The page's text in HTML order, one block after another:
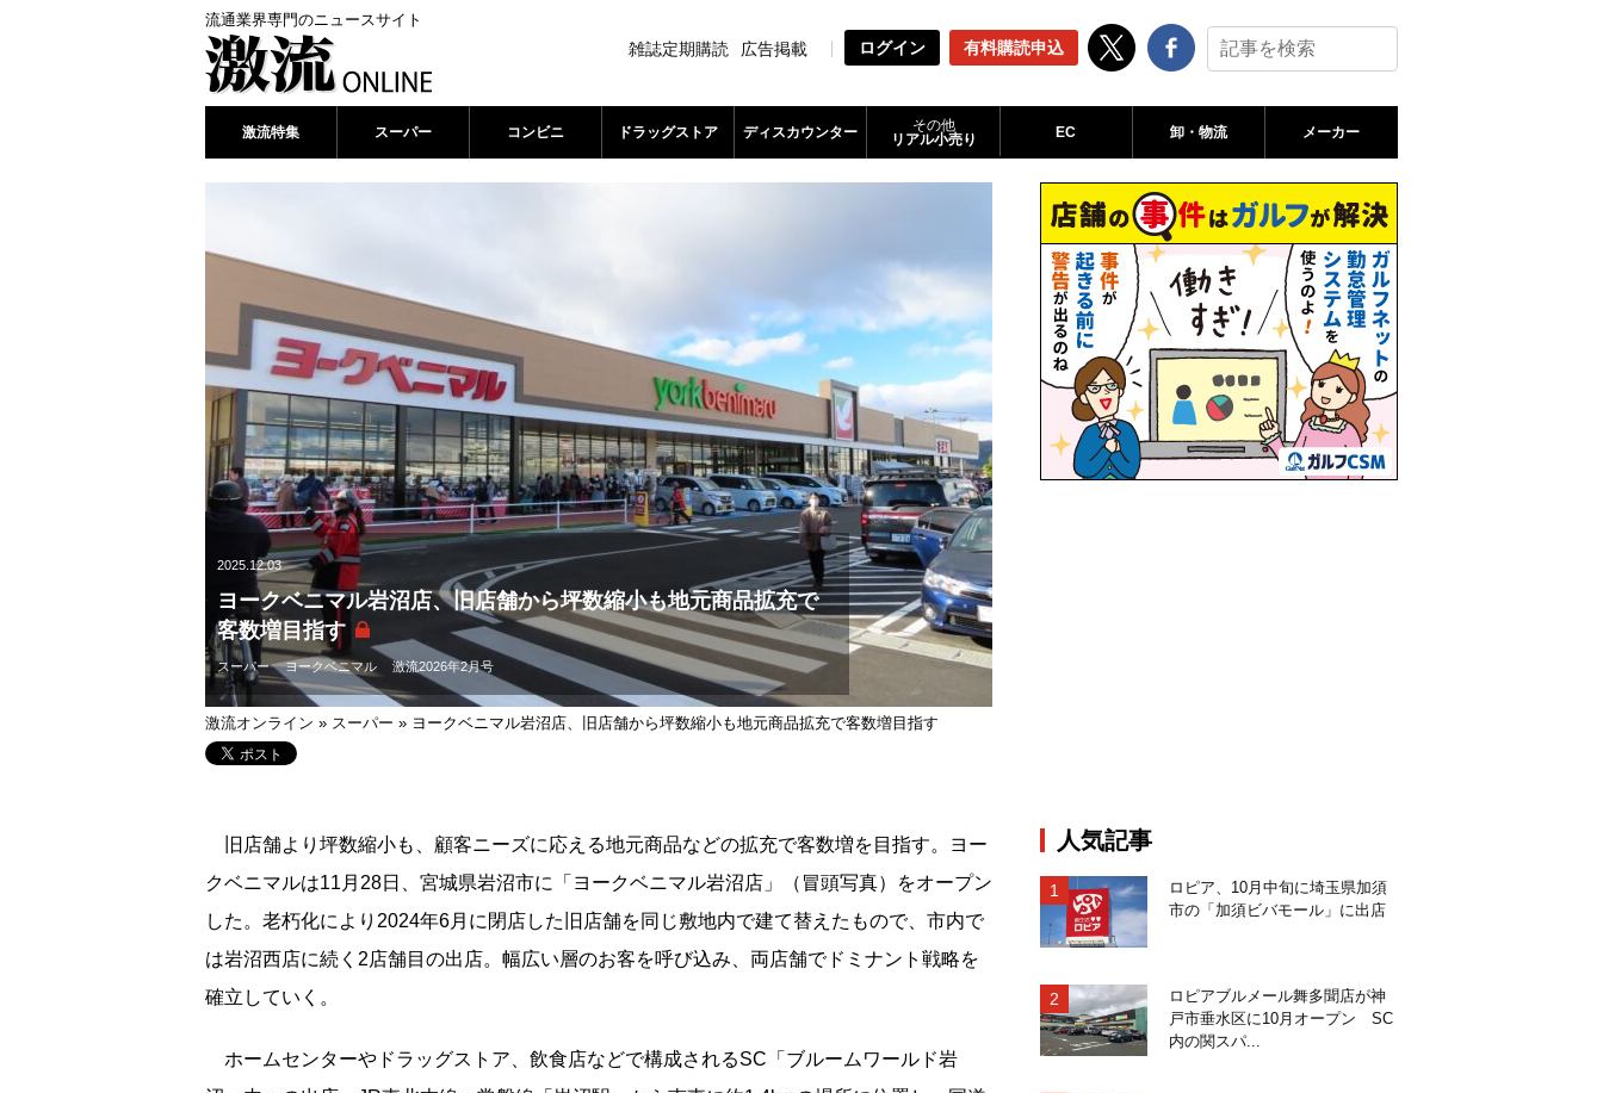
流通業界専門のニュースサイト
雑誌定期購読 広告掲載 ログイン 有料購読申込
激流特集 スーパー コンビニ ドラッグストア ディスカウンター
その他
リアル小売り
EC 卸・物流 メーカー
2025.12.03
ヨークベニマル岩沼店、旧店舗から坪数縮小も地元商品拡充で
客数増目指す
スーパー ヨークベニマル 激流2026年2月号
激流オンライン » スーパー » ヨークベニマル岩沼店、旧店舗から坪数縮小も地元商品拡充で客数増目指す
旧店舗より坪数縮小も、顧客ニーズに応える地元商品などの拡充で客数増を目指す。ヨー
クベニマルは11月28日、宮城県岩沼市に「ヨークベニマル岩沼店」（冒頭写真）をオープン
した。老朽化により2024年6月に閉店した旧店舗を同じ敷地内で建て替えたもので、市内で
は岩沼西店に続く2店舗目の出店。幅広い層のお客を呼び込み、両店舗でドミナント戦略を
確立していく。
ホームセンターやドラッグストア、飲食店などで構成されるSC「ブルームワールド岩
人気記事
ロピア、10月中旬に埼玉県加須
市の「加須ビバモール」に出店
ロピアブルメール舞多聞店が神
戸市垂水区に10月オープン SC
内の関スパ...